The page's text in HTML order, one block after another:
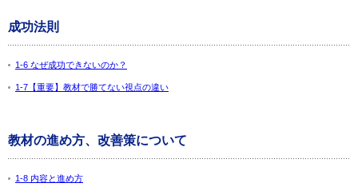
成功法則
1-6 なぜ成功できないのか？
1-7【重要】教材で勝てない視点の違い
教材の進め方、改善策について
1-8 内容と進め方